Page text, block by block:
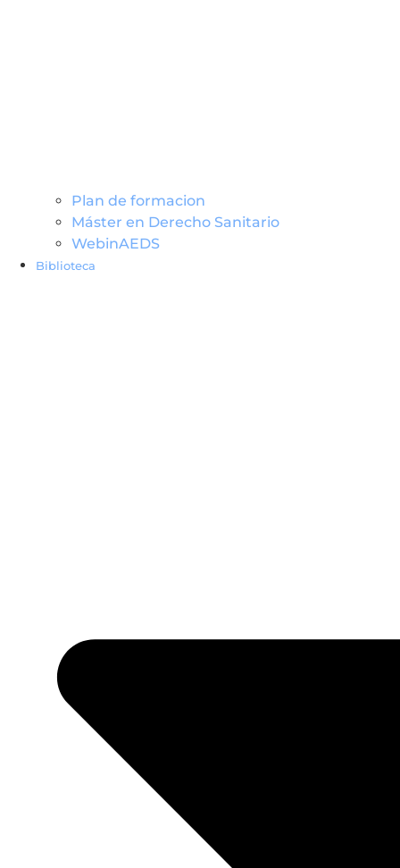
Plan de formacion
Máster en Derecho Sanitario
WebinAEDS
Biblioteca